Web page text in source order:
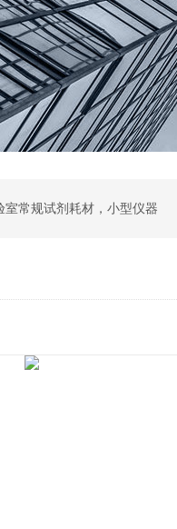
常规试剂耗材，小型仪器